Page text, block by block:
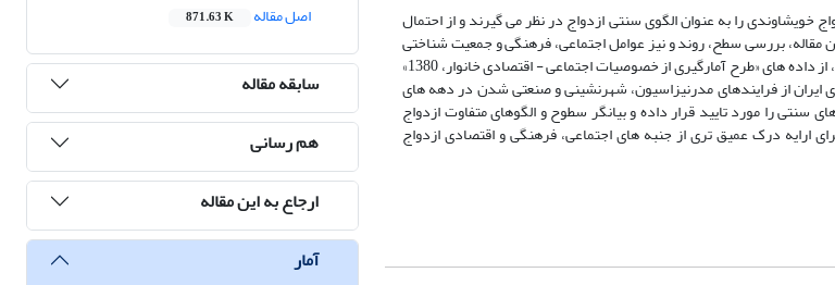
خویشاوندی را به عنوان الگوی سنتی ازدواج در نظر می گیرند و از احتمال
مقاله، بررسی سطح، روند و نیز عوامل اجتماعی، فرهنگی و جمعیت شناختی
مرتبط با ازدواج خویشاوندی در ایران است. به منظور دستیابی به اهداف تحقیق، علاوه بر مطالعه اسنادی،‌ از داده های «طرح آمارگیری از خصوصیات اجتماعی - اقتصادی خانوار، 1380»
ایران از فرایندهای مدرنیزاسیون، شهرنشینی و صنعتی شدن در دهه های
را مورد تایید قرار داده و بیانگر سطوح و الگوهای متفاوت ازدواج
ارایه درک عمیق تری از جنبه های اجتماعی، فرهنگی و اقتصادی ازدواج
اصل مقاله
871.63 K
سابقه مقاله
هم رسانی
ارجاع به این مقاله
آمار